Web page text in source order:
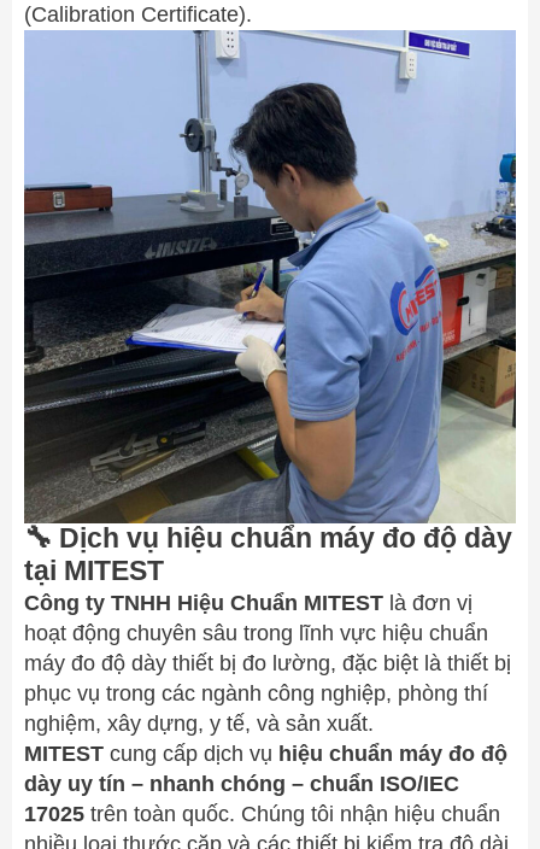
(Calibration Certificate).
🔧 Dịch vụ hiệu chuẩn máy đo độ dày
tại MITEST
Công ty TNHH Hiệu Chuẩn MITESTlà đơn vị
hoạt động chuyên sâu trong lĩnh vực hiệu chuẩn
máy đo độ dày thiết bị đo lường, đặc biệt là thiết bị
phục vụ trong các ngành công nghiệp, phòng thí
nghiệm, xây dựng, y tế, và sản xuất.
MITESTcung cấp dịch vụ hiệu chuẩn máy đo độ
dày uy tín – nhanh chóng – chuẩn ISO/IEC
17025trên toàn quốc. Chúng tôi nhận hiệu chuẩn
nhiều loại thước cặp và các thiết bị kiểm tra độ dài